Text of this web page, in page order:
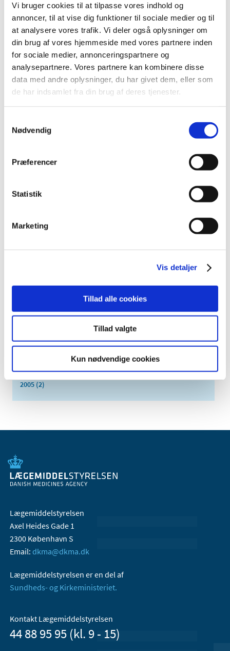
Vi bruger cookies til at tilpasse vores indhold og
annoncer, til at vise dig funktioner til sociale medier og til
at analysere vores trafik. Vi deler også oplysninger om
din brug af vores hjemmeside med vores partnere inden
for sociale medier, annonceringspartnere og
analysepartnere. Vores partnere kan kombinere disse
data med andre oplysninger, du har givet dem, eller som
de har indsamlet fra din brug af deres tjenester.
Nødvendig
Præferencer
Statistik
Marketing
Vis detaljer
Tillad alle cookies
Tillad valgte
Kun nødvendige cookies
2020 (263)
december (24)
november (33)
oktober (20)
august (17)
juli (11)
april (24)
2018 (150)
2016 (167)
2012 (44)
2010 (7)
2008 (8)
2006 (9)
2005 (2)
Lægemiddelstyrelsen
Axel Heides Gade 1
2300 København S
Email: dkma@dkma.dk
Lægemiddelstyrelsen er en del af
Sundheds- og Kirkeministeriet.
Kontakt Lægemiddelstyrelsen
44 88 95 95 (kl. 9 - 15)